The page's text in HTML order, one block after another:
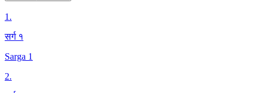
1.
सर्ग १
Sarga 1
2.